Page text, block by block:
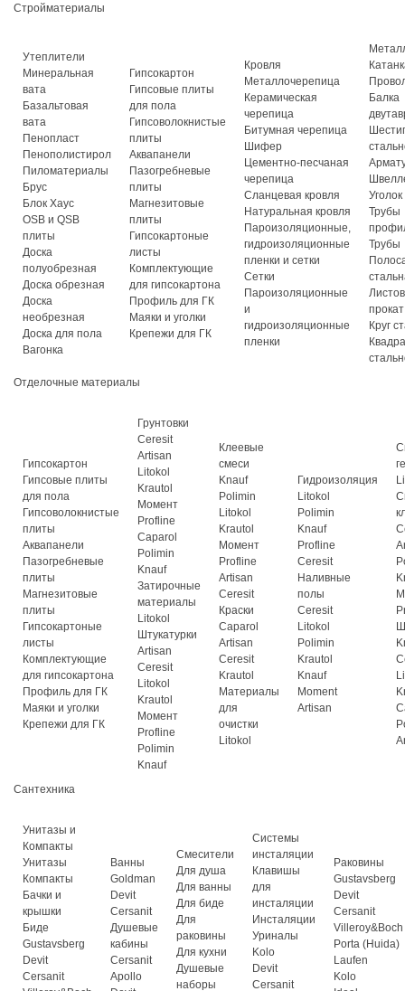
Стройматериалы
Утеплители
Минеральная
вата
Базальтовая
вата
Пенопласт
Пенополистирол
Пиломатериалы
Брус
Блок Хаус
OSB и QSB
плиты
Доска
полуобрезная
Доска обрезная
Доска
необрезная
Доска для пола
Вагонка
Гипсокартон
Гипсовые плиты
для пола
Гипсоволокнистые
плиты
Аквапанели
Пазогребневые
плиты
Магнезитовые
плиты
Гипсокартоные
листы
Комплектующие
для гипсокартона
Профиль для ГК
Маяки и уголки
Крепежи для ГК
Кровля
Металлочерепица
Керамическая
черепица
Битумная черепица
Шифер
Цементно-песчаная
черепица
Сланцевая кровля
Натуральная кровля
Пароизоляционные,
гидроизоляционные
пленки и сетки
Сетки
Пароизоляционные
и
гидроизоляционные
пленки
Балка
Уголок
Трубы
Трубы
прокат
Круг
Отделочные материалы
Гипсокартон
Гипсовые плиты
для пола
Гипсоволокнистые
плиты
Аквапанели
Пазогребневые
плиты
Магнезитовые
плиты
Гипсокартоные
листы
Комплектующие
для гипсокартона
Профиль для ГК
Маяки и уголки
Крепежи для ГК
Грунтовки
Ceresit
Artisan
Litokol
Krautol
Момент
Profline
Caparol
Polimin
Knauf
Затирочные
материалы
Litokol
Штукатурки
Artisan
Ceresit
Litokol
Krautol
Момент
Profline
Polimin
Knauf
Клеевые
смеси
Knauf
Polimin
Litokol
Krautol
Момент
Profline
Artisan
Ceresit
Краски
Caparol
Artisan
Ceresit
Krautol
Материалы
для
очистки
Litokol
Гидроизоляция
Litokol
Polimin
Knauf
Profline
Ceresit
Наливные
полы
Ceresit
Litokol
Polimin
Krautol
Knauf
Moment
Artisan
Сантехника
Унитазы и
Компакты
Унитазы
Компакты
Бачки и
крышки
Биде
Gustavsberg
Devit
Cersanit
Ванны
Goldman
Devit
Cersanit
Душевые
кабины
Cersanit
Apollo
Смесители
Для душа
Для ванны
Для биде
Для
раковины
Для кухни
Душевые
наборы
Системы
инсталяции
Клавишы
для
инсталяции
Инсталяции
Уриналы
Kolo
Devit
Cersanit
Раковины
Gustavsberg
Devit
Cersanit
Villeroy&Boch
Porta (Huida)
Laufen
Kolo